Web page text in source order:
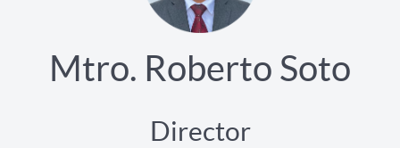
Mtro. Roberto Soto
Director